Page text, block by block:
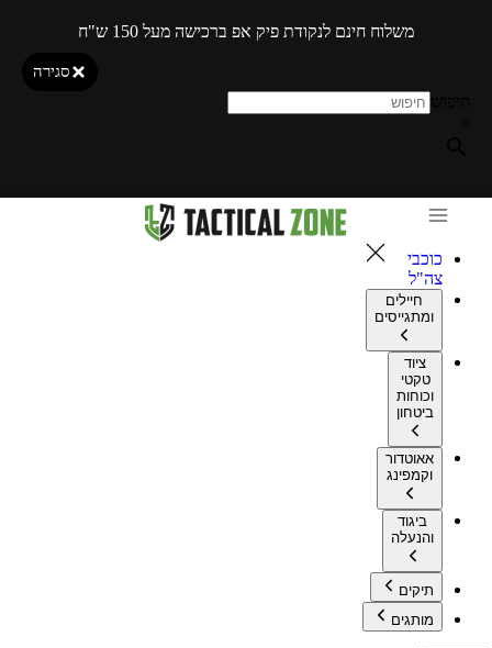
משלוח חינם לנקודת פיק אפ ברכישה מעל 150 ש"ח
סגירה
כוכבי
צה"ל
חיילים
ומתגייסים
ציוד
טקטי
וכוחות
ביטחון
אאוטדור
וקמפינג
ביגוד
והנעלה
תיקים
מותגים